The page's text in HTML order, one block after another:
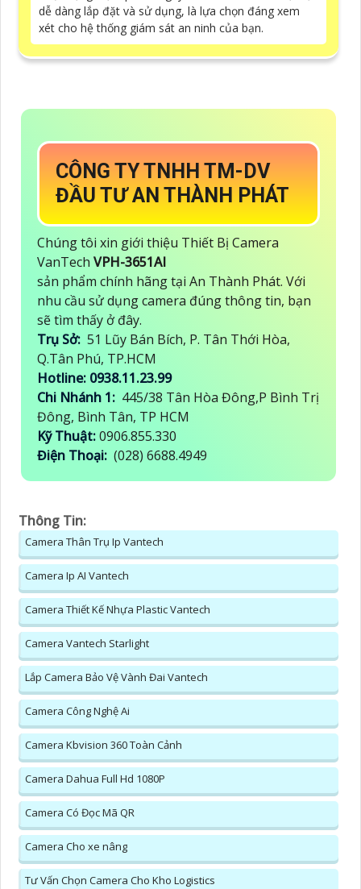
dễ dàng lắp đặt và sử dụng, là lựa chọn đáng xem
xét cho hệ thống giám sát an ninh của bạn.
CÔNG TY TNHH TM-DV
ĐẦU TƯ AN THÀNH PHÁT
Chúng tôi xin giới thiệu Thiết Bị Camera
VanTech VPH-3651AI
sản phẩm chính hãng tại An Thành Phát. Với
nhu cầu sử dụng camera đúng thông tin, bạn
sẽ tìm thấy ở đây.
Trụ Sở: 51 Lũy Bán Bích, P. Tân Thới Hòa,
Q.Tân Phú, TP.HCM
Hotline: 0938.11.23.99
Chi Nhánh 1: 445/38 Tân Hòa Đông,P Bình Trị
Đông, Bình Tân, TP HCM
Kỹ Thuật:0906.855.330
Điện Thoại: (028) 6688.4949
Thông Tin:
Camera Thân Trụ Ip Vantech
Camera Ip AI Vantech
Camera Thiết Kế Nhựa Plastic Vantech
Camera Vantech Starlight
Lắp Camera Bảo Vệ Vành Đai Vantech
Camera Công Nghệ Ai
Camera Kbvision 360 Toàn Cảnh
Camera Dahua Full Hd 1080P
Camera Có Đọc Mã QR
Camera Cho xe nâng
Tư Vấn Chọn Camera Cho Kho Logistics